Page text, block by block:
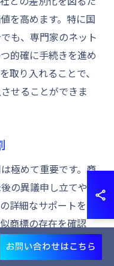
を高めます。特に国
も、専門家のネット
的確に手続きを進め
取り入れることで、
せることができま
極めて重要です。商
の異議申し立てや権
詳細なサポートを提
商標の存在を確認
るための大切なステ
書作成や商標法に基
お問い合わせはこちら